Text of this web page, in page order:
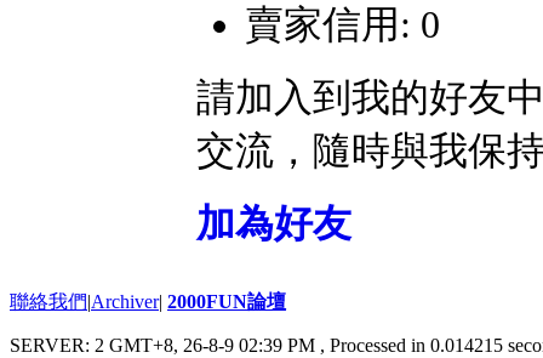
賣家信用: 0
請加入到我的好友
交流，隨時與我保
加為好友
聯絡我們|Archiver| 2000FUN論壇
SERVER: 2 GMT+8, 26-8-9 02:39 PM , Processed in 0.014215